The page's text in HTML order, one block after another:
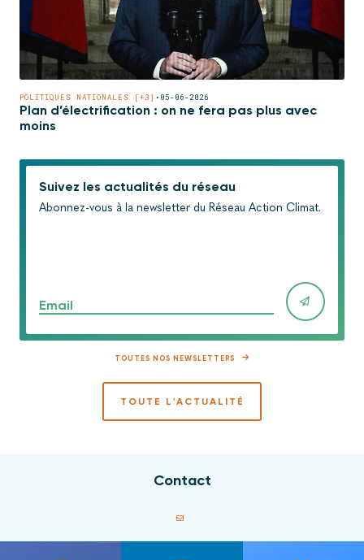
POLITIQUES NATIONALES [+3] • 05-06-2026
Plan d’électrification : on ne fera pas plus avec
moins
Suivez les actualités du réseau
Abonnez-vous à la newsletter du Réseau Action Climat.
Email
TOUTES NOS NEWSLETTERS
TOUTE L'ACTUALITÉ
Contact